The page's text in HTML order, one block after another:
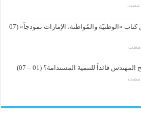
فصول من كتاب «الوطنيّة والمُواطَنة، الإمارات نموذجاً» (07
قائداً للتنمية المستدامة؟ (01 – 07)
مضت